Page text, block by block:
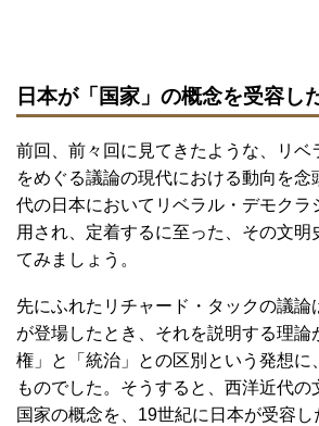
日本が「国家」の概念を受容し
前回、前々回に見てきたような、リベ
をめぐる議論の現代における動向を念
代の日本においてリベラル・デモクラ
用され、定着するに至った、その文明
てみましょう。
先にふれたリチャード・タックの議論
が登場したとき、それを説明する理論
権」と「統治」との区別という発想に
ものでした。そうすると、西洋近代
国家の概念を、19世紀に日本が受容